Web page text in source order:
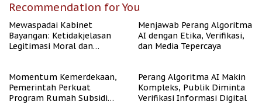
Recommendation for You
Mewaspadai Kabinet
Bayangan: Ketidakjelasan
Legitimasi Moral dan
Menjawab Perang Algoritma
AI dengan Etika, Verifikasi,
dan Media Tepercaya
Momentum Kemerdekaan,
Pemerintah Perkuat
Program Rumah Subsidi
Perang Algoritma AI Makin
Kompleks, Publik Diminta
Verifikasi Informasi Digital